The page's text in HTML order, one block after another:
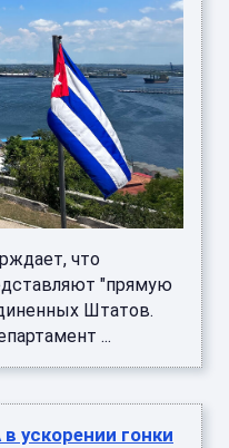
что
"прямую
Штатов.
...
ускорении гонки